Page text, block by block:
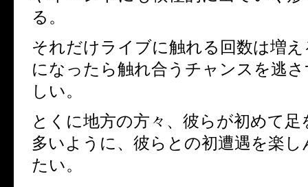
る。
それだけライブに触れる回数は増
になったら触れ合うチャンスを逃
しい。
とくに地方の方々、彼らが初めて足
多いように、彼らとの初遭遇を楽
たい。